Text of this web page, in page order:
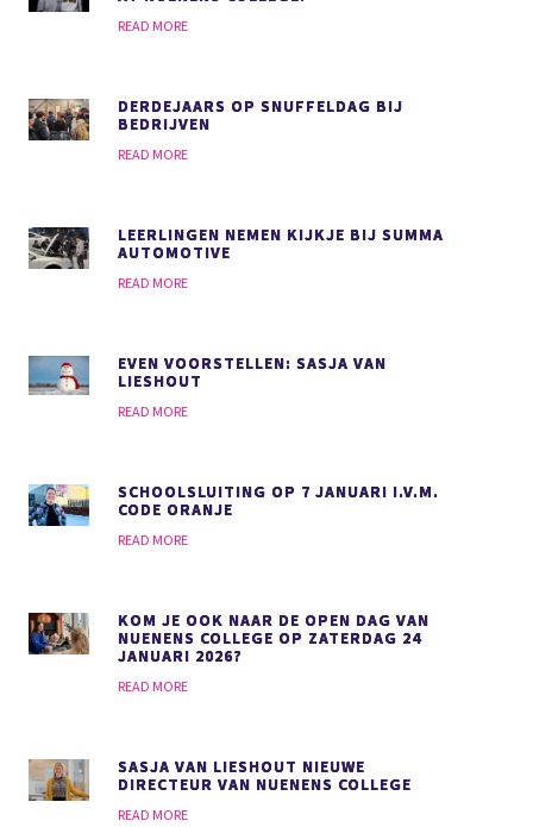
READ MORE
DERDEJAARS OP SNUFFELDAG BIJ
BEDRIJVEN
READ MORE
LEERLINGEN NEMEN KIJKJE BIJ SUMMA
AUTOMOTIVE
READ MORE
EVEN VOORSTELLEN: SASJA VAN
LIESHOUT
READ MORE
SCHOOLSLUITING OP 7 JANUARI I.V.M.
CODE ORANJE
READ MORE
KOM JE OOK NAAR DE OPEN DAG VAN
NUENENS COLLEGE OP ZATERDAG 24
JANUARI 2026?
READ MORE
SASJA VAN LIESHOUT NIEUWE
DIRECTEUR VAN NUENENS COLLEGE
READ MORE